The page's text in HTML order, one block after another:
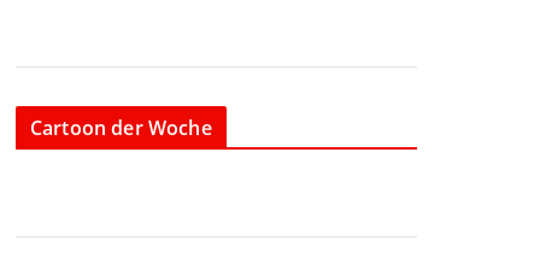
Cartoon der Woche